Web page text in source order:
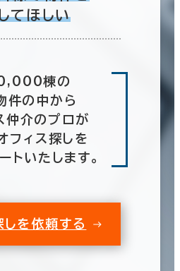
てほしい
棟の
件の中から
仲介のプロが
フィス探しを
トいたします。
しを依頼する
(0棟)